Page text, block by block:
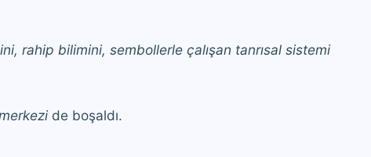
rahip bilimini, sembollerle çalışan tanrısal sistemi
de boşaldı.